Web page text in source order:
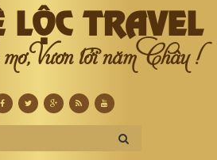
TRAVEL
Vươn tới năm Châu !